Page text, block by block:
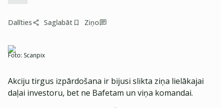
Dalīties Saglabāt Ziņo
Foto: Scanpix
Akciju tirgus izpārdošana ir bijusi slikta ziņa lielākajai
daļai investoru, bet ne Bafetam un viņa komandai.